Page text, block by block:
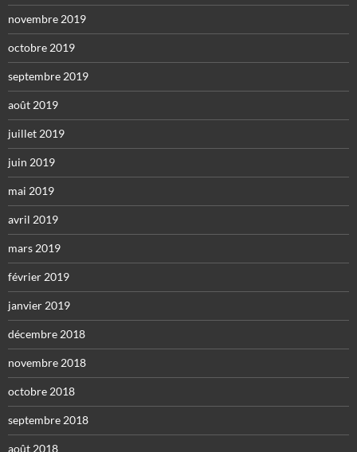
novembre 2019
octobre 2019
septembre 2019
août 2019
juillet 2019
juin 2019
mai 2019
avril 2019
mars 2019
février 2019
janvier 2019
décembre 2018
novembre 2018
octobre 2018
septembre 2018
août 2018